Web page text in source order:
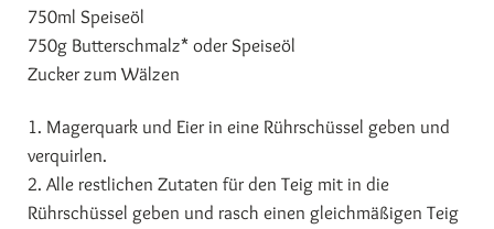
750ml Speiseöl
750g Butterschmalz* oder Speiseöl
Zucker zum Wälzen
1. Magerquark und Eier in eine Rührschüssel geben und
verquirlen.
2. Alle restlichen Zutaten für den Teig mit in die
Rührschüssel geben und rasch einen gleichmäßigen Teig